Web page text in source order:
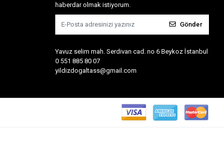
haberdar olmak istiyorum.
Gönder
Yavuz selim mah. Serdivan cad. no 6 Beykoz İstanbul
0 551 885 80 07
yildizdogaltass@gmail.com